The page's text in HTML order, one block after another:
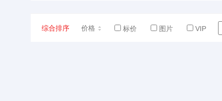
综合排序 价格 标价 图片 VIP